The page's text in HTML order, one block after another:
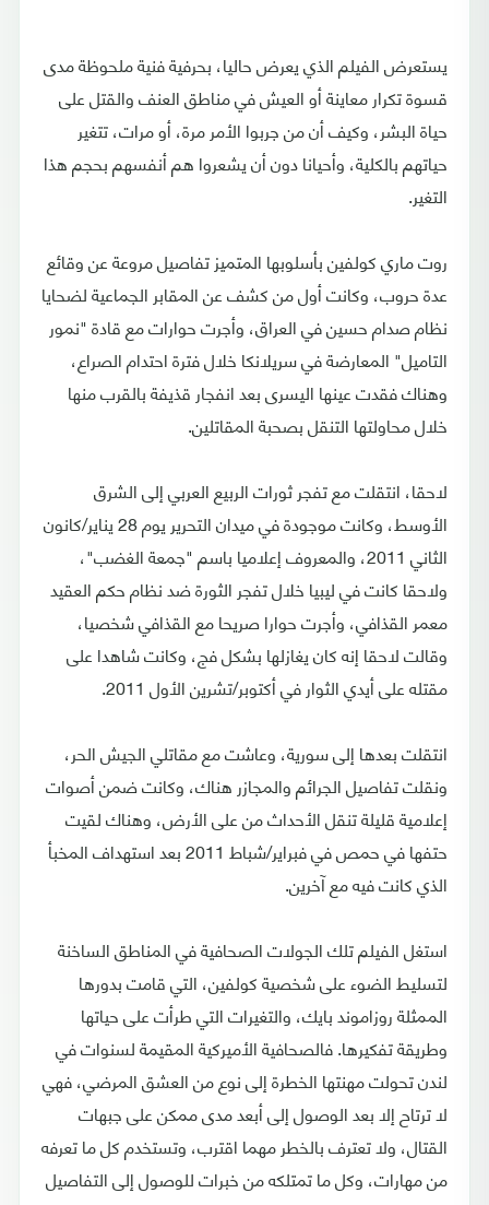
يستعرض الفيلم الذي يعرض حاليا، بحرفية فنية ملحوظة مدى
قسوة تكرار معاينة أو العيش في مناطق العنف والقتل على
حياة البشر، وكيف أن من جربوا الأمر مرة، أو مرات، تتغير
حياتهم بالكلية، وأحيانا دون أن يشعروا هم أنفسهم بحجم هذا
التغير.
روت ماري كولفين بأسلوبها المتميز تفاصيل مروعة عن وقائع
عدة حروب، وكانت أول من كشف عن المقابر الجماعية لضحايا
نظام صدام حسين في العراق، وأجرت حوارات مع قادة "نمور
التاميل" المعارضة في سريلانكا خلال فترة احتدام الصراع،
وهناك فقدت عينها اليسرى بعد انفجار قذيفة بالقرب منها
خلال محاولتها التنقل بصحبة المقاتلين.
لاحقا، انتقلت مع تفجر ثورات الربيع العربي إلى الشرق
الأوسط، وكانت موجودة في ميدان التحرير يوم 28 يناير/كانون
الثاني 2011، والمعروف إعلاميا باسم "جمعة الغضب"،
ولاحقا كانت في ليبيا خلال تفجر الثورة ضد نظام حكم العقيد
معمر القذافي، وأجرت حوارا صريحا مع القذافي شخصيا،
وقالت لاحقا إنه كان يغازلها بشكل فج، وكانت شاهدا على
مقتله على أيدي الثوار في أكتوبر/تشرين الأول 2011.
انتقلت بعدها إلى سورية، وعاشت مع مقاتلي الجيش الحر،
ونقلت تفاصيل الجرائم والمجازر هناك، وكانت ضمن أصوات
إعلامية قليلة تنقل الأحداث من على الأرض، وهناك لقيت
حتفها في حمص في فبراير/شباط 2011 بعد استهداف المخبأ
الذي كانت فيه مع آخرين.
استغل الفيلم تلك الجولات الصحافية في المناطق الساخنة
لتسليط الضوء على شخصية كولفين، التي قامت بدورها
الممثلة روزاموند بايك، والتغيرات التي طرأت على حياتها
وطريقة تفكيرها. فالصحافية الأميركية المقيمة لسنوات في
لندن تحولت مهنتها الخطرة إلى نوع من العشق المرضي، فهي
لا ترتاح إلا بعد الوصول إلى أبعد مدى ممكن على جبهات
القتال، ولا تعترف بالخطر مهما اقترب، وتستخدم كل ما تعرفه
من مهارات، وكل ما تمتلكه من خبرات للوصول إلى التفاصيل